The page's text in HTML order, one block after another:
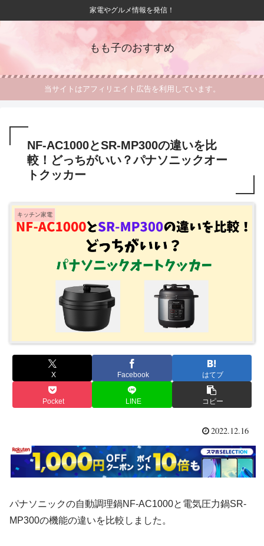
家電やグルメ情報を発信！
もも子のおすすめ
当サイトはアフィリエイト広告を利用しています。
NF-AC1000とSR-MP300の違いを比
較！どっちがいい？パナソニックオー
トクッカー
キッチン家電
X Facebook はてブ
Pocket LINE コピー
2022.12.16
パナソニックの自動調理鍋NF-AC1000と電気圧力鍋SR-
MP300の機能の違いを比較しました。